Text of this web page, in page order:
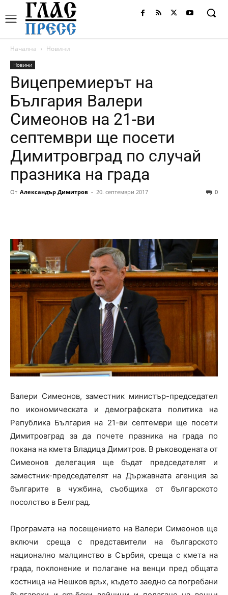
Начална Новини
Новини
Вицепремиерът на
България Валери
Симеонов на 21-ви
септември ще посети
Димитровград по случай
празника на града
От Александър Димитров - 20. септември 2017 0
Валери Симеонов, заместник министър-председател
по икономическата и демографската политика на
Република България на 21-ви септември ще посети
Димитровград за да почете празника на града по
покана на кмета Владица Димитров. В ръководената от
Симеонов делегация ще бъдат председателят и
заместник-председателят на Държавната агенция за
българите в чужбина, съобщиха от българското
посолство в Белград.
Програмата на посещението на Валери Симеонов ще
включи среща с представители на българското
национално малцинство в Сърбия, среща с кмета на
града, поклонение и полагане на венци пред общата
костница на Нешков връх, където заедно са погребани